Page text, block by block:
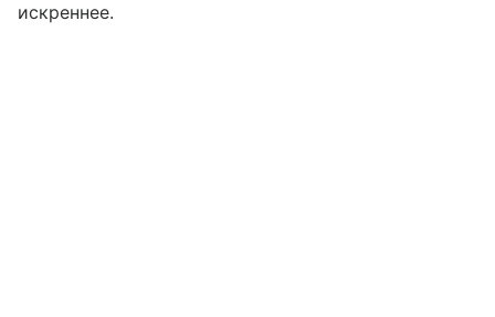
искреннее.